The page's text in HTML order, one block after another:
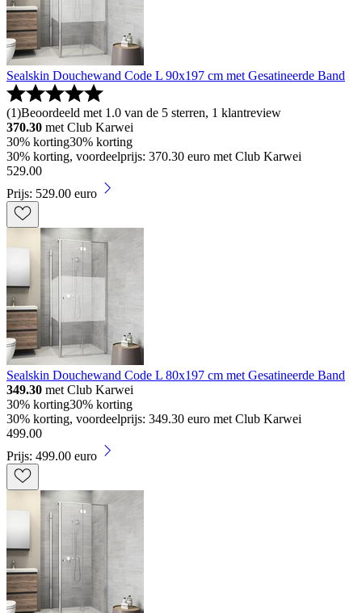
Sealskin Douchewand Code L 90x197 cm met Gesatineerde Band
(1)Beoordeeld met 1.0 van de 5 sterren, 1 klantreview
370.30 met Club Karwei
30% korting30% korting
30% korting, voordeelprijs: 370.30 euro met Club Karwei
529.00
Prijs: 529.00 euro
Sealskin Douchewand Code L 80x197 cm met Gesatineerde Band
349.30 met Club Karwei
30% korting30% korting
30% korting, voordeelprijs: 349.30 euro met Club Karwei
499.00
Prijs: 499.00 euro